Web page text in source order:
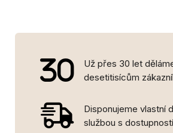
Už přes 30 let
desetitisícům
Disponujeme vlastní
službou s